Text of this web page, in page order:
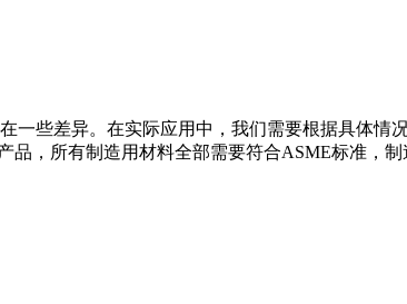
些差异。在实际应用中，我们需要根据具体情
，所有制造用材料全部需要符合ASME标准，